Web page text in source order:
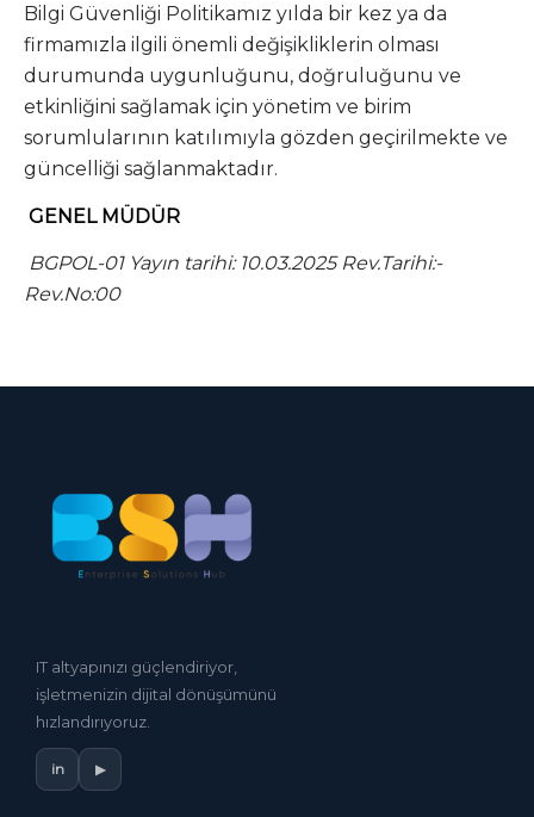
Bilgi Güvenliği Politikamız yılda bir kez ya da
firmamızla ilgili önemli değişikliklerin olması
durumunda uygunluğunu, doğruluğunu ve
etkinliğini sağlamak için yönetim ve birim
sorumlularının katılımıyla gözden geçirilmekte ve
güncelliği sağlanmaktadır.
GENEL MÜDÜR
BGPOL-01 Yayın tarihi: 10.03.2025 Rev.Tarihi:-
Rev.No:00
IT altyapınızı güçlendiriyor,
işletmenizin dijital dönüşümünü
hızlandırıyoruz.
in ▶